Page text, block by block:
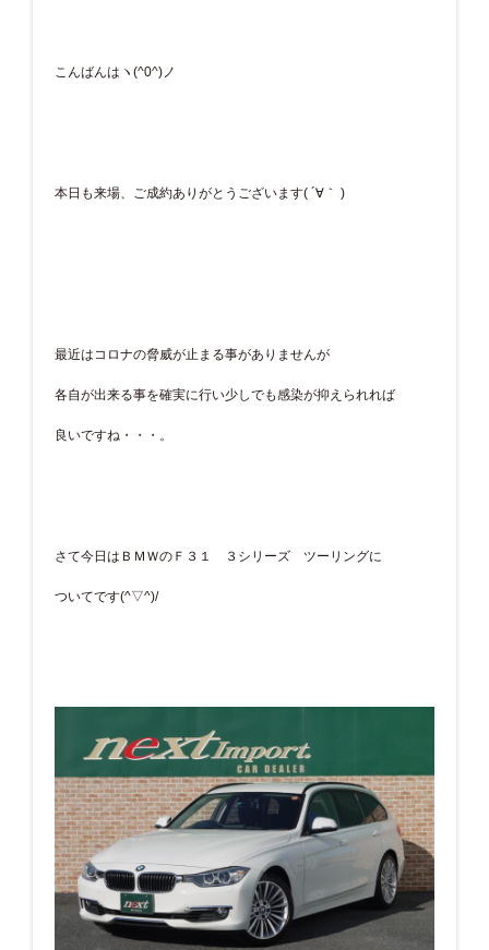
こんばんはヽ(^0^)ノ
本日も来場、ご成約ありがとうございます( ´∀｀ )
最近はコロナの脅威が止まる事がありませんが
各自が出来る事を確実に行い少しでも感染が抑えられれば
良いですね・・・。
さて今日はＢＭＷのＦ３１ ３シリーズ ツーリングに
ついてです(^▽^)/